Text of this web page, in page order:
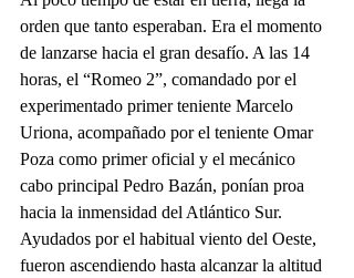
orden que tanto esperaban. Era el momento
de lanzarse hacia el gran desafío. A las 14
horas, el “Romeo 2”, comandado por el
experimentado primer teniente Marcelo
Uriona, acompañado por el teniente Omar
Poza como primer oficial y el mecánico
cabo principal Pedro Bazán, ponían proa
hacia la inmensidad del Atlántico Sur.
Ayudados por el habitual viento del Oeste,
fueron ascendiendo hasta alcanzar la altitud